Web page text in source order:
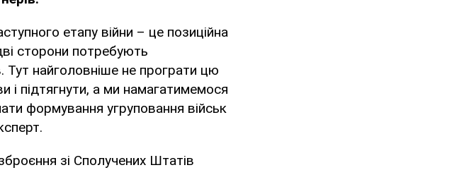
етапу війни – це позиційна
сторони потребують
Тут найголовніше не програти цю
і підтягнути, а ми намагатимемося
формування угруповання військ
зі Сполучених Штатів